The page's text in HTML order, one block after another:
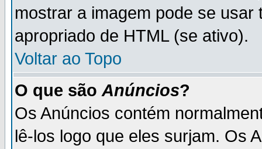
mostrar a imagem pode se
apropriado de HTML (se ativo).
Voltar ao Topo
O que são Anúncios?
Os Anúncios contém
lê-los logo que eles surjam. Os